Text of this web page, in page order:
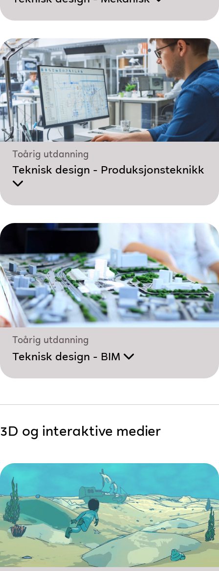
Toårig utdanning
Teknisk design - Produksjonsteknikk
Toårig utdanning
Teknisk design - BIM
3D og interaktive medier